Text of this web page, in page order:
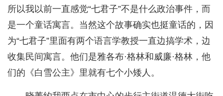
所以我以前一直感觉“七君子”不是什么政治事件，而
是一个童话寓言。当然这个故事确实也挺童话的，因
为“七君子”里面有两个语言学教授一直边搞学术，边
收集民间寓言。他们是雅各布·格林和威廉·格林，他
们的《白雪公主》里就有七个小矮人。